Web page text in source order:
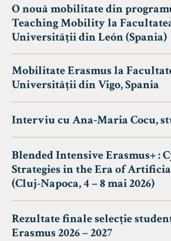
O nouă mobilitate din
Teaching Mobility la
Universității din León (Spania)
Mobilitate Erasmus la
Universității din Vigo, Spania
Interviu cu Ana-Maria Cocu,
Blended Intensive Erasmus+ :
Strategies in the Era of
(Cluj-Napoca, 4 – 8 mai 2026)
Rezultate finale selecție
Erasmus 2026 – 2027